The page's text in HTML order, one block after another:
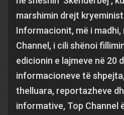
marshimin drejt
Informacionit, më i madhi,
Channel, i cili shënoi
edicionin e lajmeve në 20
informacioneve të
thelluara, reportazheve
informative, Top Channel